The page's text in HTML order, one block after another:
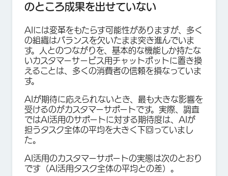
のところ成果を出せていない
AIには変革をもたらす可能性がありますが、多く
の組織はバランスを欠いたまま突き進んでいま
す。人とのつながりを、基本的な機能しか持たな
いカスタマーサービス用チャットボットに置き換
えることは、多くの消費者の信頼を損なっていま
す。
AIが期待に応えられないとき、最も大きな影響を
受けるのがカスタマーサポートです。実際、調査
ではAI活用のサポートに対する期待度は、AIが
担うタスク全体の平均を大きく下回っていまし
た。
AI活用のカスタマーサポートの実態は次のとおり
です（AI活用タスク全体の平均との差）。